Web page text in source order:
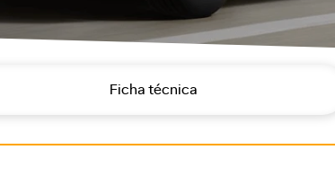
Ficha técnica